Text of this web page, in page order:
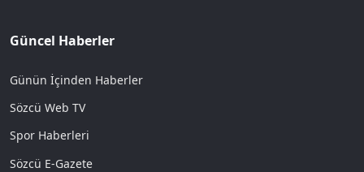
Güncel Haberler
Günün İçinden Haberler
Sözcü Web TV
Spor Haberleri
Sözcü E-Gazete